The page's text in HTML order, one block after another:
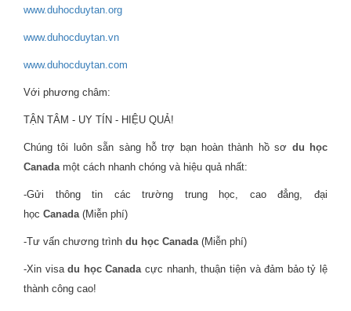
www.duhocduytan.org
www.duhocduytan.vn
www.duhocduytan.com
Với phương châm:
TẬN TÂM - UY TÍN - HIỆU QUẢ!
Chúng tôi luôn sẵn sàng hỗ trợ bạn hoàn thành hồ sơ du học
Canada một cách nhanh chóng và hiệu quả nhất:
-Gửi thông tin các trường trung học, cao đẳng, đại
học Canada (Miễn phí)
-Tư vấn chương trình du học Canada (Miễn phí)
-Xin visadu học Canada cực nhanh, thuận tiện và đảm bảo tỷ lệ
thành công cao!